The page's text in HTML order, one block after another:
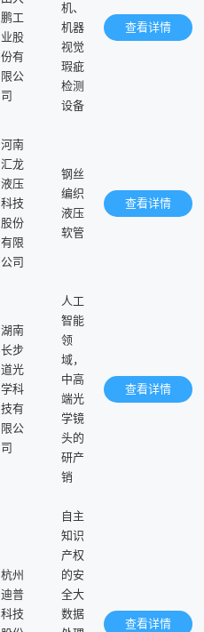
鹏工
业股
份有
限公
司
机、
机器
视觉
瑕疵
检测
设备
查看详情
河南
汇龙
液压
科技
股份
有限
公司
钢丝
编织
液压
软管
查看详情
湖南
长步
道光
学科
技有
限公
司
人工
智能
领
域，
中高
端光
学镜
头的
研产
销
查看详情
杭州
迪普
科技
自主
知识
产权
的安
全大
数据
查看详情